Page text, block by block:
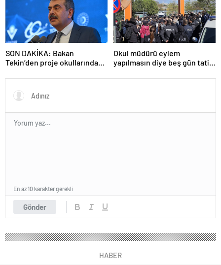
SON DAKİKA: Bakan
Tekin’den proje okullarındaki
Okul müdürü eylem
yapılmasın diye beş gün tatil
Gönder
En az 10 karakter gerekli
HABER